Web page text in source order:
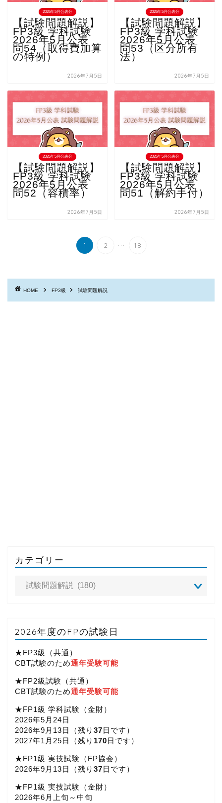
2026年5月公表分
【試験問題解説】
FP3級 学科試験
2026年5月公表
問54（取得費加算
の特例）
2026年7月5日
2026年5月公表分
【試験問題解説】
FP3級 学科試験
2026年5月公表
問53（区分所有
法）
2026年7月5日
2026年5月公表分
【試験問題解説】
FP3級 学科試験
2026年5月公表
問52（容積率）
2026年7月5日
2026年5月公表分
【試験問題解説】
FP3級 学科試験
2026年5月公表
問51（解約手付）
2026年7月5日
1 2 ... 18
HOME FP3級 試験問題解説
カテゴリー
2026年度のFPの試験日
★FP3級（共通）
CBT試験のため通年受験可能
★FP2級試験（共通）
CBT試験のため通年受験可能
★FP1級 学科試験（金財）
2026年5月24日
2026年9月13日（残り 37日です）
2027年1月25日（残り 170日です）
★FP1級 実技試験（FP協会）
2026年9月13日（残り 37日です）
★FP1級 実技試験（金財）
2026年6月上旬～中旬